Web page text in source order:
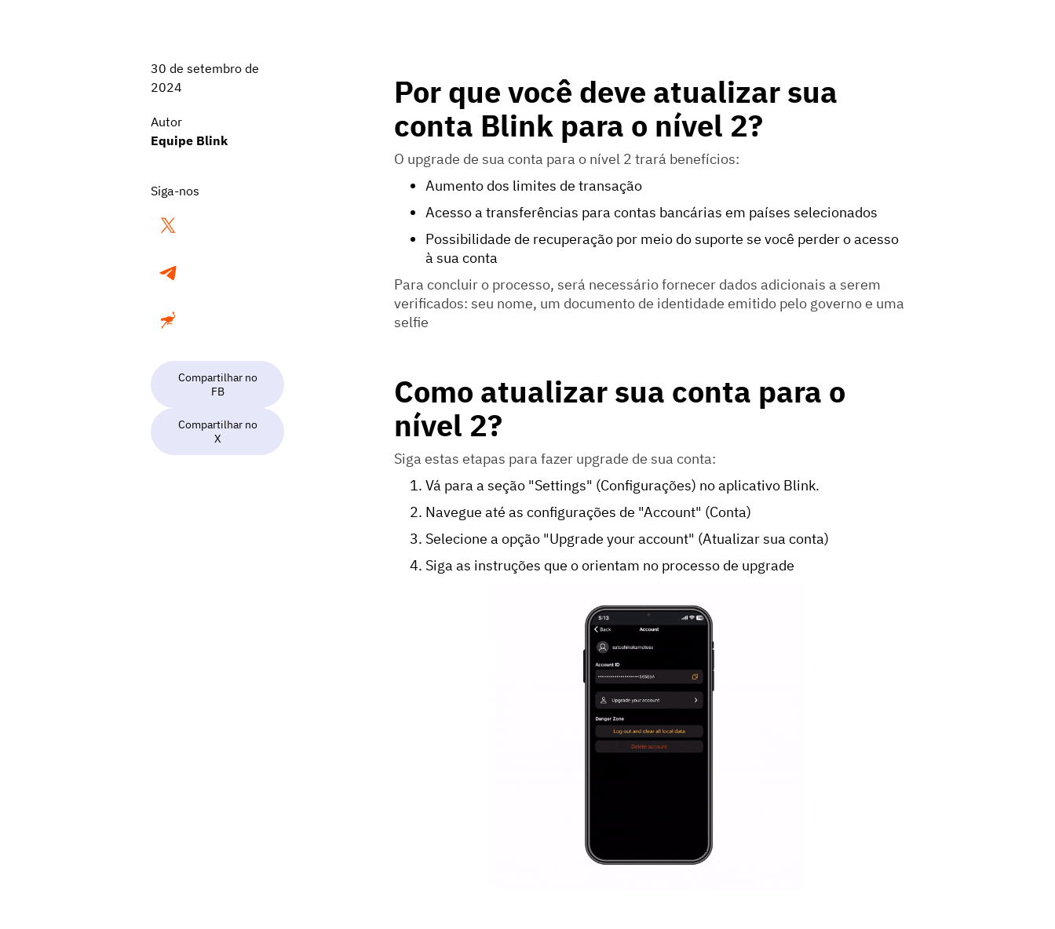
30 de setembro de
2024
Autor
Equipe Blink
Siga-nos
Compartilhar no
FB
Compartilhar no
X
Por que você deve atualizar sua
conta Blink para o nível 2?
O upgrade de sua conta para o nível 2 trará benefícios:
Aumento dos limites de transação
Acesso a transferências para contas bancárias em países selecionados
Possibilidade de recuperação por meio do suporte se você perder o acesso
à sua conta
Para concluir o processo, será necessário fornecer dados adicionais a serem
verificados: seu nome, um documento de identidade emitido pelo governo e uma
selfie
Como atualizar sua conta para o
nível 2?
Siga estas etapas para fazer upgrade de sua conta:
Vá para a seção "Settings" (Configurações) no aplicativo Blink.
Navegue até as configurações de "Account" (Conta)
Selecione a opção "Upgrade your account" (Atualizar sua conta)
Siga as instruções que o orientam no processo de upgrade